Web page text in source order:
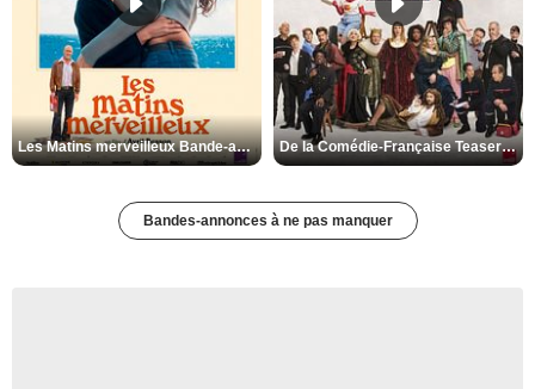
Les Matins merveilleux Bande-annonce VF De la Comédie-Française Teaser VF
Bandes-annonces à ne pas manquer